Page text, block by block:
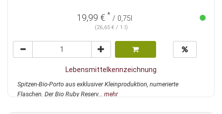
19,99 € * / 0,75l
(26,65 € / 1 l)
Lebensmittelkennzeichnung
Spitzen-Bio-Porto aus exklusiver Kleinproduktion, numerierte
Flaschen. Der Bio Ruby Reserv... mehr